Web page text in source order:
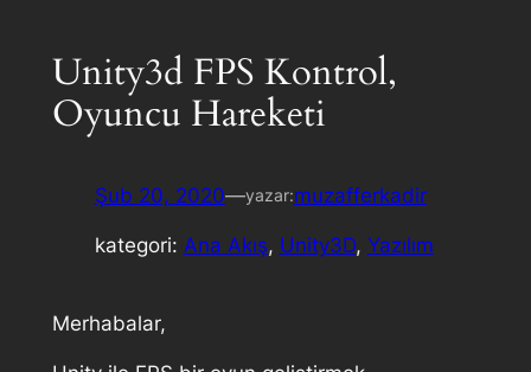
Unity3d FPS Kontrol,
Oyuncu Hareketi
Şub 20, 2020—yazar:muzafferkadir
kategori: Ana Akış, Unity3D, Yazılım
Merhabalar,